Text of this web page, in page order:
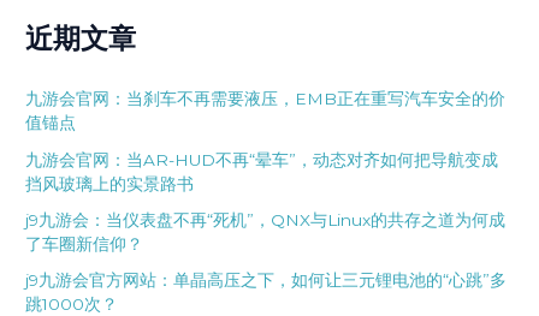
近期文章
九游会官网：当刹车不再需要液压，EMB正在重写汽车安全的价
值锚点
九游会官网：当AR-HUD不再“晕车”，动态对齐如何把导航变成
挡风玻璃上的实景路书
j9九游会：当仪表盘不再“死机”，QNX与Linux的共存之道为何成
了车圈新信仰？
j9九游会官方网站：单晶高压之下，如何让三元锂电池的“心跳”多
跳1000次？